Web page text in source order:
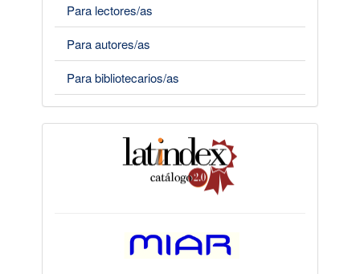
Para lectores/as
Para autores/as
Para bibliotecarios/as
indices